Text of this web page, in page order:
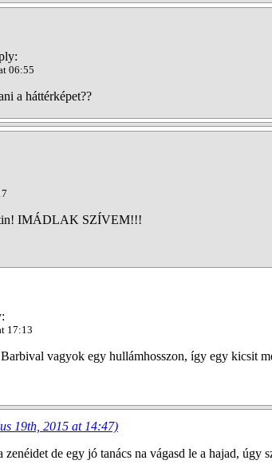
06:55
a háttérképet??
IMÁDLAK SZÍVEM!!!
17:13
vagyok egy hullámhosszon, így egy kicsit
19th, 2015 at 14:47)
zenéidet de egy jó tanács na vágasd le a hajad, úgy